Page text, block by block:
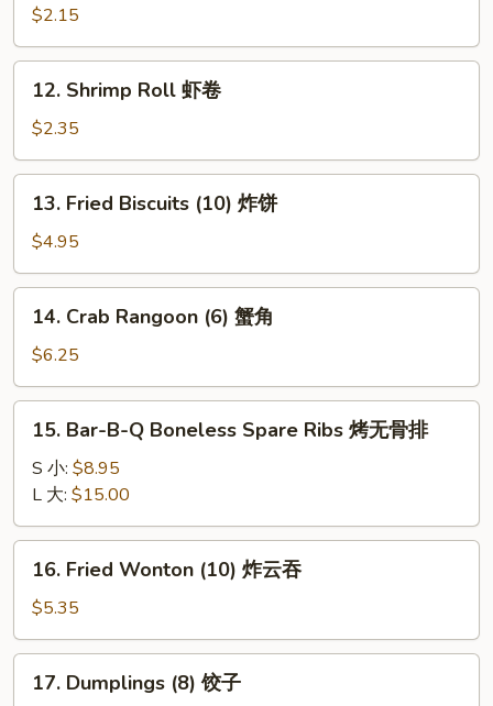
Egg
Roll
肉
$2.15
Shrimp
Roll
虾
卷
12. Shrimp Roll 虾卷
$2.35
Fried
Biscuits
(10)
炸
13. Fried Biscuits (10) 炸饼
$4.95
Crab
Rangoon
(6)
蟹
14. Crab Rangoon (6) 蟹角
$6.25
Bar-
B-
Boneless
Spare
Ribs
骨
15. Bar-B-Q Boneless Spare Ribs 烤无骨排
S 小: $8.95
L 大: $15.00
Fried
Wonton
(10)
炸
16. Fried Wonton (10) 炸云吞
$5.35
Dumplings
17. Dumplings (8) 饺子